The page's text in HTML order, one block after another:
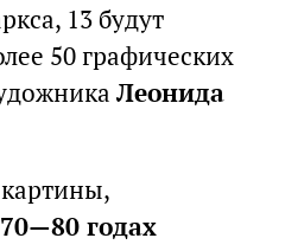
13 будут
50 графических
Леонида
годах